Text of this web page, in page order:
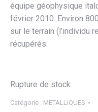
équipe géophysique
février 2010. Environ
sur le terrain (l’individu
récupérés.
Rupture de stock
Catégorie : METALLIQUES